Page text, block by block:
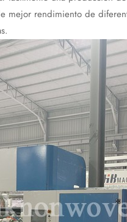
mejor rendimiento de